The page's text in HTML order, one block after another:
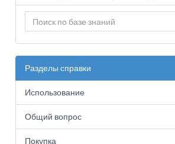
Разделы справки
Использование
Общий вопрос
Покупка